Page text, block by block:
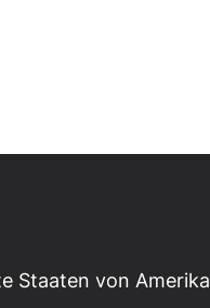
Staaten von Amerika